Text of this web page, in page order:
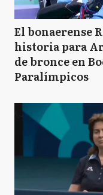
El bonaerense
historia para
de bronce en
Paralímpicos